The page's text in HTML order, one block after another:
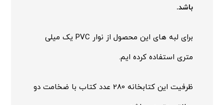
باشد.
برای لبه های این محصول از نوار PVC یک میلی
متری استفاده کرده ایم.
ظرفیت این کتابخانه 280 عدد کتاب با ضخامت دو